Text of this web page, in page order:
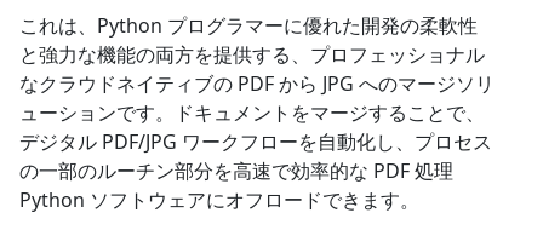
これは、Python プログラマーに優れた開発の柔軟性
と強力な機能の両方を提供する、プロフェッショナル
なクラウドネイティブの PDF から JPG へのマージソリ
ューションです。ドキュメントをマージすることで、
デジタル PDF/JPG ワークフローを自動化し、プロセス
の一部のルーチン部分を高速で効率的な PDF 処理
Python ソフトウェアにオフロードできます。